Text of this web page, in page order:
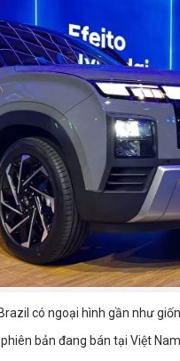
có ngoại hình gần như
bản đang bán tại Việt Nam.